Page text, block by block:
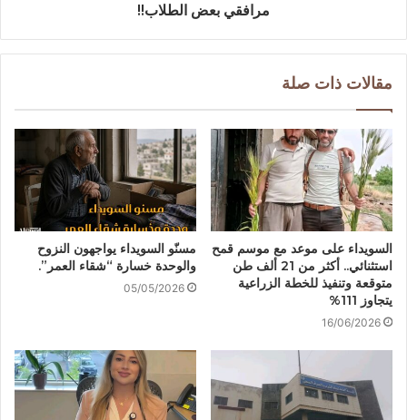
مرافقي بعض الطلاب!!
مقالات ذات صلة
السويداء على موعد مع موسم قمح
استثنائي.. أكثر من 21 ألف طن
متوقعة وتنفيذ للخطة الزراعية
يتجاوز 111%
16/06/2026
مسنّو السويداء يواجهون النزوح
والوحدة خسارة “شقاء العمر”.
05/05/2026